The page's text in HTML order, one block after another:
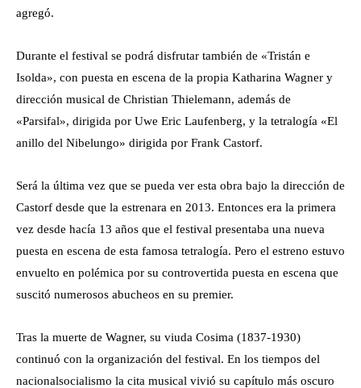
agregó.
Durante el festival se podrá disfrutar también de «Tristán e
Isolda», con puesta en escena de la propia Katharina Wagner y
dirección musical de Christian Thielemann, además de
«Parsifal», dirigida por Uwe Eric Laufenberg, y la tetralogía «El
anillo del Nibelungo» dirigida por Frank Castorf.
Será la última vez que se pueda ver esta obra bajo la dirección de
Castorf desde que la estrenara en 2013. Entonces era la primera
vez desde hacía 13 años que el festival presentaba una nueva
puesta en escena de esta famosa tetralogía. Pero el estreno estuvo
envuelto en polémica por su controvertida puesta en escena que
suscitó numerosos abucheos en su premier.
Tras la muerte de Wagner, su viuda Cosima (1837-1930)
continuó con la organización del festival. En los tiempos del
nacionalsocialismo la cita musical vivió su capítulo más oscuro